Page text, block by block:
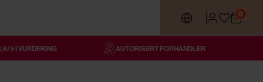
0
5 I VURDERING AUTORISERT FORHANDLER